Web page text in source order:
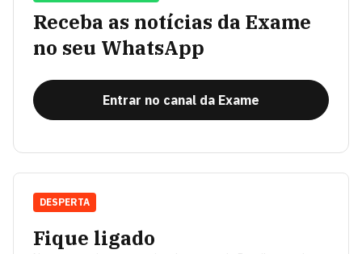
Receba as notícias da Exame
no seu WhatsApp
Entrar no canal da Exame
Fique ligado
DESPERTA